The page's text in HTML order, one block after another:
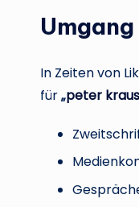
In Zeiten von
für„peter